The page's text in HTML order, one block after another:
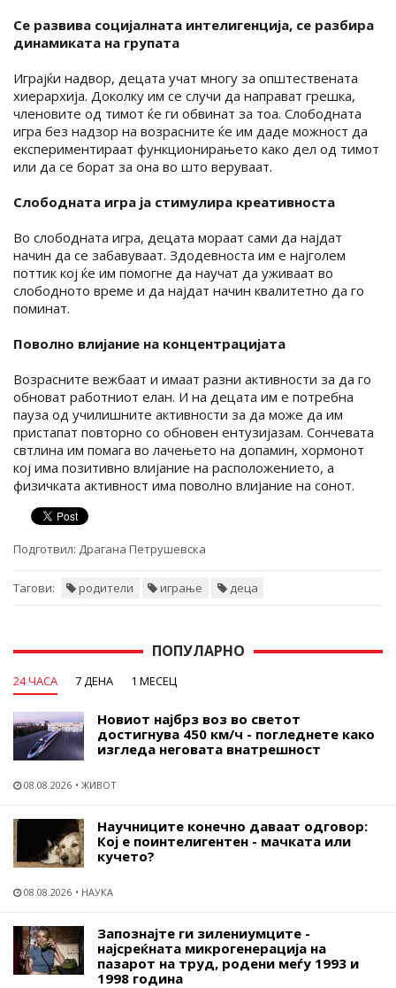
Се развива социјалната интелигенција, се разбира
динамиката на групата
Играјќи надвор, децата учат многу за општествената
хиерархија. Доколку им се случи да направат грешка,
членовите од тимот ќе ги обвинат за тоа. Слободната
игра без надзор на возрасните ќе им даде можност да
експериментираат функционирањето како дел од тимот
или да се борат за она во што веруваат.
Слободната игра ја стимулира креативноста
Во слободната игра, децата мораат сами да најдат
начин да се забавуваат. Здодевноста им е најголем
поттик кој ќе им помогне да научат да уживаат во
слободното време и да најдат начин квалитетно да го
поминат.
Поволно влијание на концентрацијата
Возрасните вежбаат и имаат разни активности за да го
обноват работниот елан. И на децата им е потребна
пауза од училишните активности за да може да им
пристапат повторно со обновен ентузијазам. Сончевата
свтлина им помага во лачењето на допамин, хормонот
кој има позитивно влијание на расположението, а
физичката активност има поволно влијание на сонот.
Подготвил: Драгана Петрушевска
Тагови: родители играње деца
ПОПУЛАРНО
24 ЧАСА 7 ДЕНА 1 МЕСЕЦ
Новиот најбрз воз во светот
достигнува 450 км/ч - погледнете како
изгледа неговата внатрешност
08.08.2026 ЖИВОТ
Научниците конечно даваат одговор:
Кој е поинтелигентен - мачката или
кучето?
08.08.2026 НАУКА
Запознајте ги зилениумците -
најсреќната микрогенерација на
пазарот на труд, родени меѓу 1993 и
1998 година